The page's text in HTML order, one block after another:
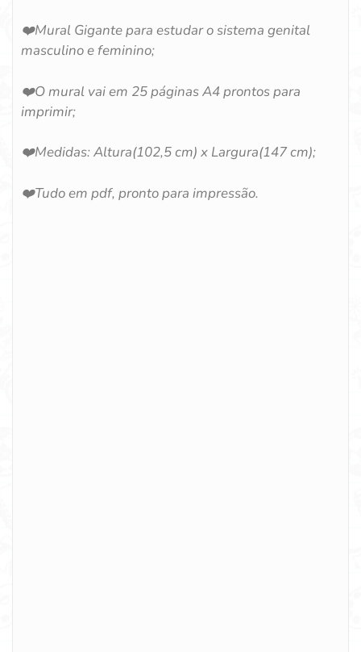
❤️Mural Gigante para estudar o sistema genital
masculino e feminino;
❤️O mural vai em 25 páginas A4 prontos para
imprimir;
❤️Medidas: Altura(102,5 cm) x Largura(147 cm);
❤️Tudo em pdf, pronto para impressão.